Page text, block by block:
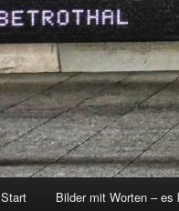
Start Bilder mit Worten –